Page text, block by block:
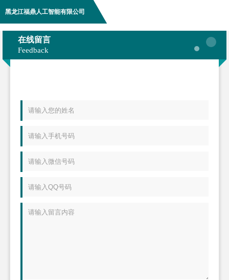
黑龙江福鼎人工智能有限公司
在线留言
Feedback